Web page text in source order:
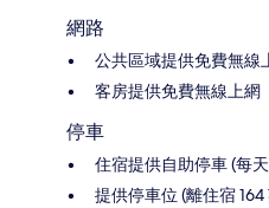
網路
公共區域提供免費無線
客房提供免費無線上網
停車
住宿提供自助停車 (每天
提供停車位 (離住宿 164